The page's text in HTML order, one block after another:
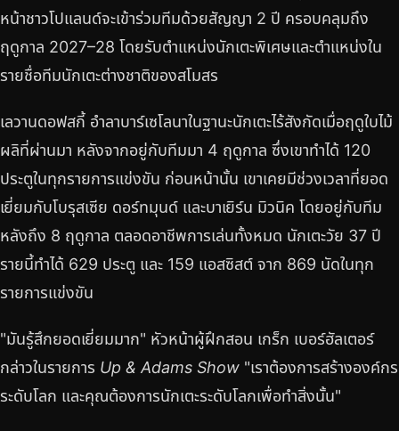
หน้าชาวโปแลนด์จะเข้าร่วมทีมด้วยสัญญา 2 ปี ครอบคลุมถึง
ฤดูกาล 2027–28 โดยรับตำแหน่งนักเตะพิเศษและตำแหน่งใน
รายชื่อทีมนักเตะต่างชาติของสโมสร
เลวานดอฟสกี้ อำลาบาร์เซโลนาในฐานะนักเตะไร้สังกัดเมื่อฤดูใบไม้
ผลิที่ผ่านมา หลังจากอยู่กับทีมมา 4 ฤดูกาล ซึ่งเขาทำได้ 120
ประตูในทุกรายการแข่งขัน ก่อนหน้านั้น เขาเคยมีช่วงเวลาที่ยอด
เยี่ยมกับโบรุสเซีย ดอร์ทมุนด์ และบาเยิร์น มิวนิค โดยอยู่กับทีม
หลังถึง 8 ฤดูกาล ตลอดอาชีพการเล่นทั้งหมด นักเตะวัย 37 ปี
รายนี้ทำได้ 629 ประตู และ 159 แอสซิสต์ จาก 869 นัดในทุก
รายการแข่งขัน
"มันรู้สึกยอดเยี่ยมมาก" หัวหน้าผู้ฝึกสอน เกร็ก เบอร์ฮัลเตอร์
กล่าวในรายการ Up & Adams Show "เราต้องการสร้างองค์กร
ระดับโลก และคุณต้องการนักเตะระดับโลกเพื่อทำสิ่งนั้น"